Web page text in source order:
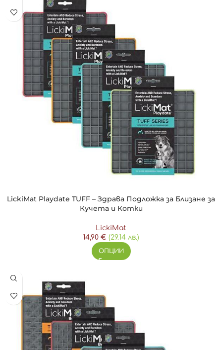
LickiMat Playdate TUFF – Здрава Подложка за Близане за
Кучета и Котки
LickiMat
14,90 € (29.14 лв.)
ОПЦИИ